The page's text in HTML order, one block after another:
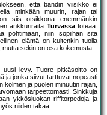
että bändin viisikko ei
minkään muurin, rajan tai
siis otsikkona enemmänkin
ankkuriraita Turvassatoteaa.
pohtimaan, niin sopiihan sitä
elämä on kuitenkin tuolla
mutta sekin on osa kokemusta –
levy. Tuore pitkäsoitto on
ja jonka siivut tarttuvat nopeasti
kolmen ja puolen minuutin rajan,
tarpeettomasti. Sinkkuja
ykkösluokan riffitorpedoja ja
niiden takaa.